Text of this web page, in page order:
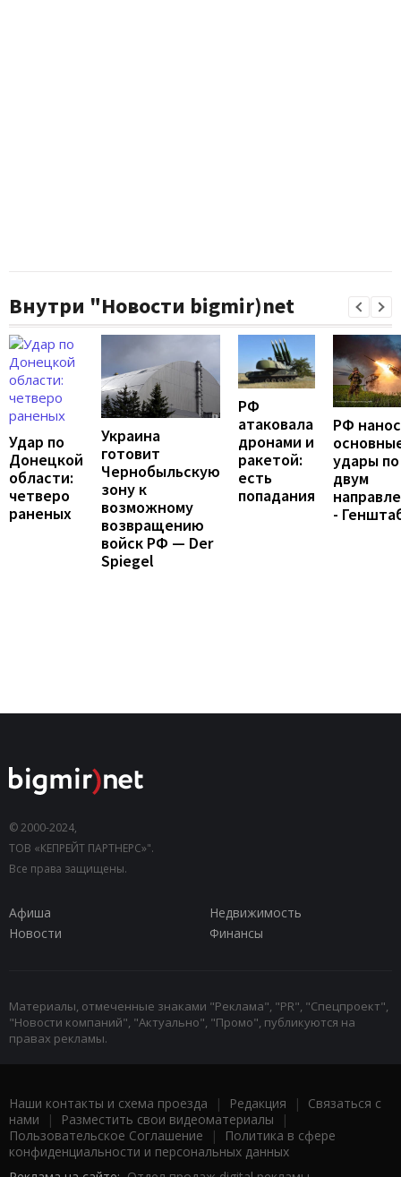
Внутри "Новости bigmir)net
Удар по
Донецкой
области:
четверо
раненых
Украина
готовит
Чернобыльскую
зону к
возможному
возвращению
войск РФ — Der
Spiegel
РФ
атаковала
дронами и
ракетой:
есть
попадания
РФ
удары по
двум
-
© 2000-2024,
ТОВ «КЕПРЕЙТ ПАРТНЕРС»".
Все права защищены.
Афиша
Недвижимость
Новости
Финансы
Материалы, отмеченные знаками "Реклама", "PR", "Спецпроект",
"Новости компаний", "Актуально", "Промо", публикуются на
правах рекламы.
Наши контакты и схема проезда | Редакция | Связаться с
нами | Разместить свои видеоматериалы |
Пользовательское Соглашение |
Политика в сфере
конфиденциальности и персональных данных